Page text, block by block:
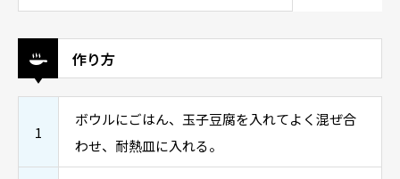
作り方
1
ボウルにごはん、玉子豆腐を入れてよく混ぜ合
わせ、耐熱皿に入れる。